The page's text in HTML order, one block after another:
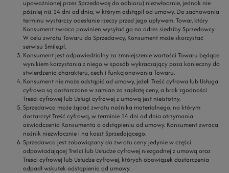
upoważnionej przez Sprzedawcę do odbioru) niezwłocznie, jednak nie
później niż 14 dni od dnia, w którym odstąpił od umowy. Do zachowania
terminu wystarczy odesłanie rzeczy przed jego upływem. Towar, który
Konsument zwraca powinien wysyłać go na adres siedziby Sprzedawcy.
W celu zwrotu Towaru do Sprzedawcy, Konsument może skorzystać
serwisu Smile.pl.
Konsument jest odpowiedzialny za zmniejszenie wartości Towaru będące
wynikiem korzystania z niego w sposób wykraczający poza konieczny do
stwierdzenia charakteru, cech i funkcjonowania Towaru.
Konsument nie może odstąpić od umowy, jeżeli Treść cyfrowa lub Usługa
cyfrowa są dostarczane w zamian za zapłatę ceny, a brak zgodności
Treści cyfrowej lub Usługi cyfrowej z umową jest nieistotny.
Sprzedawca może żądać zwrotu nośnika materialnego, na którym
dostarczył Treść cyfrową, w terminie 14 dni od dnia otrzymania
oświadczenia Konsumenta o odstąpieniu od umowy. Konsument zwraca
nośnik niezwłocznie i na koszt Sprzedającego.
Sprzedawca jest zobowiązany do zwrotu ceny jedynie w części
odpowiadającej Treści lub Usłudze cyfrowej niezgodnej z umową oraz
Treści cyfrowej lub Usłudze cyfrowej, których obowiązek dostarczenia
odpadł wskutek odstąpienia od umowy.